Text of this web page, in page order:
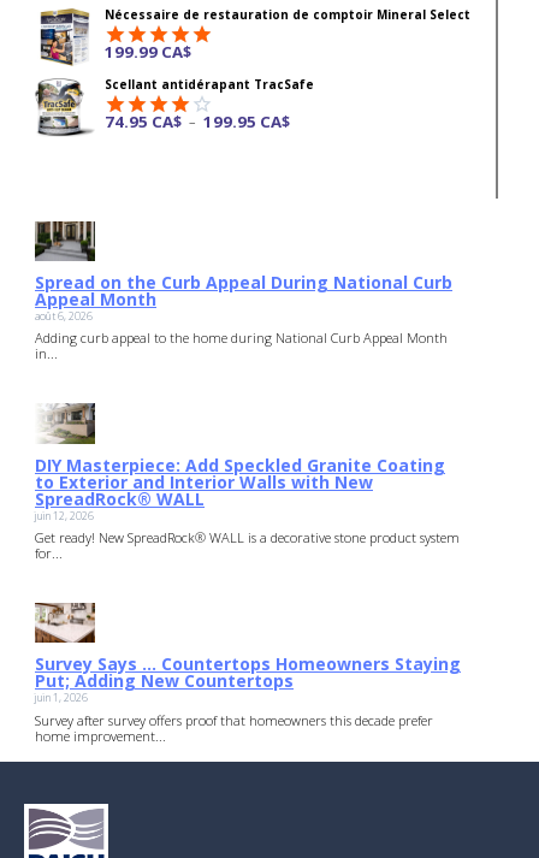
sur 5
Nécessaire de restauration de comptoir Mineral Select
sur 5
199.99 CA$
Scellant antidérapant TracSafe
74.95 CA$ – 199.95 CA$
Spread on the Curb Appeal During National Curb
Appeal Month
août 6, 2026
Adding curb appeal to the home during National Curb Appeal Month
in...
DIY Masterpiece: Add Speckled Granite Coating
to Exterior and Interior Walls with New
SpreadRock® WALL
juin 12, 2026
Get ready! New SpreadRock® WALL is a decorative stone product system
for...
Survey Says … Countertops Homeowners Staying
Put; Adding New Countertops
juin 1, 2026
Survey after survey offers proof that homeowners this decade prefer
home improvement...